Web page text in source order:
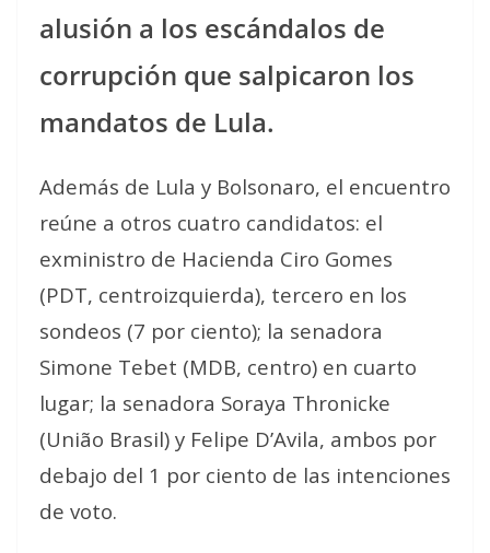
alusión a los escándalos de
corrupción que salpicaron los
mandatos de Lula.
Además de Lula y Bolsonaro, el encuentro
reúne a otros cuatro candidatos: el
exministro de Hacienda Ciro Gomes
(PDT, centroizquierda), tercero en los
sondeos (7 por ciento); la senadora
Simone Tebet (MDB, centro) en cuarto
lugar; la senadora Soraya Thronicke
(União Brasil) y Felipe D’Avila, ambos por
debajo del 1 por ciento de las intenciones
de voto.